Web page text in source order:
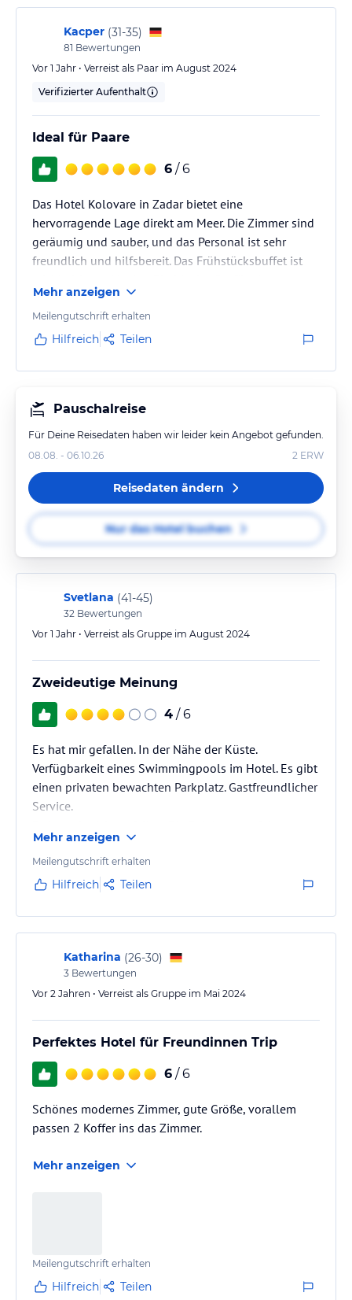
Kacper (31-35)
81 Bewertungen
Vor 1 Jahr • Verreist als Paar im August 2024
Verifizierter Aufenthalt
Ideal für Paare
6 / 6
Das Hotel Kolovare in Zadar bietet eine
hervorragende Lage direkt am Meer. Die Zimmer sind
geräumig und sauber, und das Personal ist sehr
freundlich und hilfsbereit. Das Frühstücksbuffet ist
entspannten Urlaub.
Mehr anzeigen
Meilengutschrift erhalten
Hilfreich Teilen
Pauschalreise
Für Deine Reisedaten haben wir leider kein Angebot gefunden.
08.08. - 06.10.26
2 ERW
Reisedaten ändern
Nur das Hotel buchen
Svetlana (41-45)
32 Bewertungen
Vor 1 Jahr • Verreist als Gruppe im August 2024
Zweideutige Meinung
4 / 6
Es hat mir gefallen. In der Nähe der Küste.
Verfügbarkeit eines Swimmingpools im Hotel. Es gibt
einen privaten bewachten Parkplatz. Gastfreundlicher
Service.
oberflächlich. Um zum Strand zu gelangen, muss man
eine ziemlich steile Treppe benutzen. Das Frühstück
sollte abwechslungsreicher sein.
Mehr anzeigen
Meilengutschrift erhalten
Hilfreich Teilen
Katharina (26-30)
3 Bewertungen
Vor 2 Jahren • Verreist als Gruppe im Mai 2024
Perfektes Hotel für Freundinnen Trip
6 / 6
Schönes modernes Zimmer, gute Größe, vorallem
passen 2 Koffer ins das Zimmer.
Mehr anzeigen
Meilengutschrift erhalten
Hilfreich Teilen